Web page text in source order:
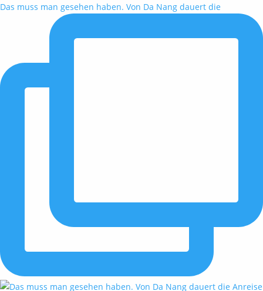
Das muss man gesehen haben. Von Da Nang dauert die